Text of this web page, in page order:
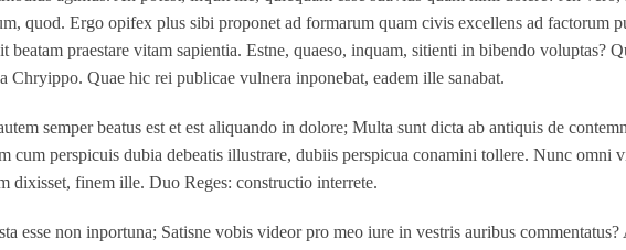
quod. Ergo opifex plus sibi proponet ad formarum quam civis excellens ad factorum
beatam praestare vitam sapientia. Estne, quaeso, inquam, sitienti in bibendo voluptas?
Chryippo. Quae hic rei publicae vulnera inponebat, eadem ille sanabat.
semper beatus est et est aliquando in dolore; Multa sunt dicta ab antiquis de
cum perspicuis dubia debeatis illustrare, dubiis perspicua conamini tollere. Nunc
dixisset, finem ille. Duo Reges: constructio interrete.
esse non inportuna; Satisne vobis videor pro meo iure in vestris auribus